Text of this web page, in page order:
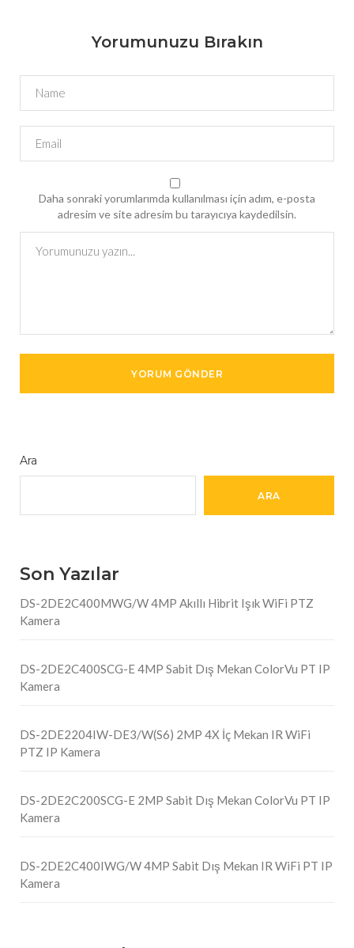
Yorumunuzu Bırakın
Daha sonraki yorumlarımda kullanılması için adım, e-posta
adresim ve site adresim bu tarayıcıya kaydedilsin.
Ara
ARA
Son Yazılar
DS-2DE2C400MWG/W 4MP Akıllı Hibrit Işık WiFi PTZ
Kamera
DS-2DE2C400SCG-E 4MP Sabit Dış Mekan ColorVu PT IP
Kamera
DS-2DE2204IW-DE3/W(S6) 2MP 4X İç Mekan IR WiFi
PTZ IP Kamera
DS-2DE2C200SCG-E 2MP Sabit Dış Mekan ColorVu PT IP
Kamera
DS-2DE2C400IWG/W 4MP Sabit Dış Mekan IR WiFi PT IP
Kamera